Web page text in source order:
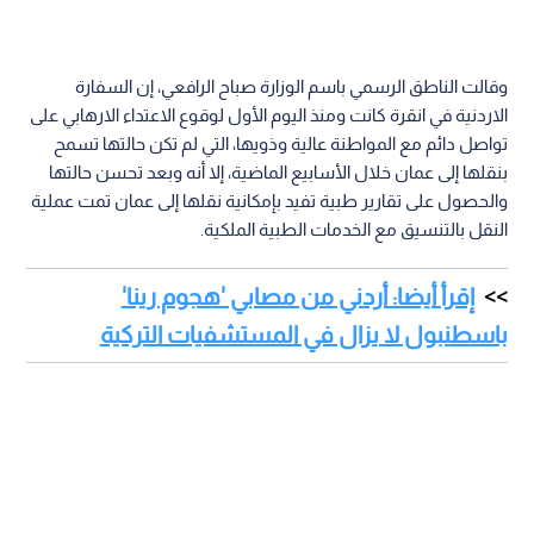
وقالت الناطق الرسمي باسم الوزارة صباح الرافعي، إن السفارة
الاردنية في انقرة كانت ومنذ اليوم الأول لوقوع الاعتداء الارهابي على
تواصل دائم مع المواطنة عالية وذويها، التي لم تكن حالتها تسمح
بنقلها إلى عمان خلال الأسابيع الماضية، إلا أنه وبعد تحسن حالتها
والحصول على تقارير طبية تفيد بإمكانية نقلها إلى عمان تمت عملية
النقل بالتنسيق مع الخدمات الطبية الملكية.
إقرأ أيضا: أردني من مصابي 'هجوم رينا'
باسطنبول لا يزال في المستشفيات التركية